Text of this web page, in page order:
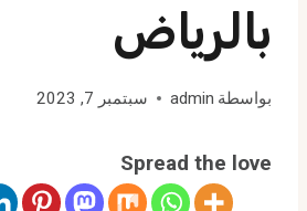
بالرياض
بواسطة admin سبتمبر 7, 2023
Spread the love